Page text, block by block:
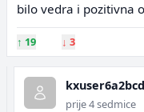
bilo vedra i pozitivna
↑ 19 ↓ 3
prije 4 sedmice